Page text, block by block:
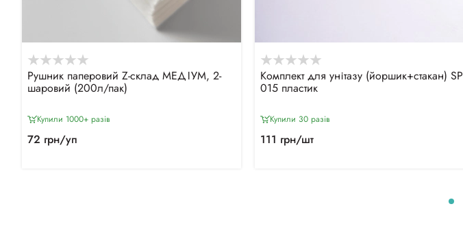
Рушник паперовий Z-склад МЕДІУМ, 2-
шаровий (200л/пак)
Купили 1000+ разiв
72 грн/уп
Комплект для унітазу (йоршик+стакан) SР
015 пластик
Купили 30 разiв
111 грн/шт